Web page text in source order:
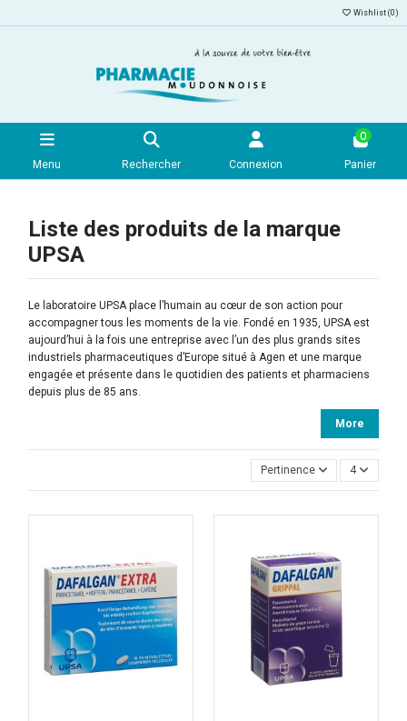
Wishlist (0)
Menu Rechercher Connexion
0
Panier
Liste des produits de la marque
UPSA
Le laboratoire UPSA place l’humain au cœur de son action pour
accompagner tous les moments de la vie. Fondé en 1935, UPSA est
aujourd’hui à la fois une entreprise avec l’un des plus grands sites
industriels pharmaceutiques d’Europe situé à Agen et une marque
engagée et présente dans le quotidien des patients et pharmaciens
depuis plus de 85 ans.
More
Pertinence 4